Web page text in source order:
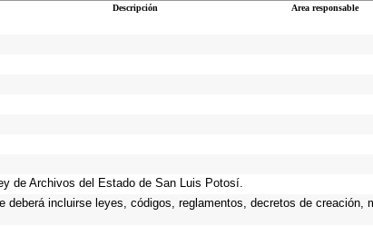
Descripción Area responsable
de Archivos del Estado de San Luis Potosí.
incluirse leyes, códigos, reglamentos, decretos de creación,